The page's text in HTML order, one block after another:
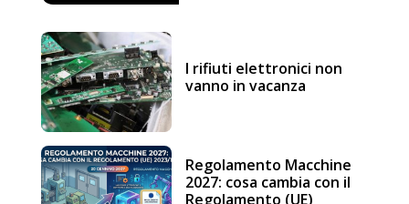
I rifiuti elettronici non
vanno in vacanza
Regolamento Macchine
2027: cosa cambia con il
Regolamento (UE)